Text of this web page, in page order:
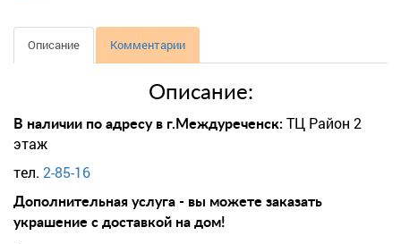
Описание Комментарии
Описание:
В наличии по адресу в г.Междуреченск: ТЦ Район 2
этаж
тел. 2-85-16
Дополнительная услуга - вы можете заказать
украшение с доставкой на дом!